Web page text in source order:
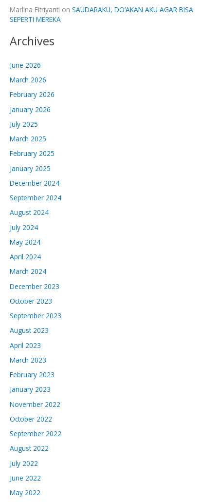
Marlina Fitriyanti on SAUDARAKU, DO’AKAN AKU AGAR BISA
SEPERTI MEREKA
Archives
June 2026
March 2026
February 2026
January 2026
July 2025
March 2025
February 2025
January 2025
December 2024
September 2024
August 2024
July 2024
May 2024
April 2024
March 2024
December 2023
October 2023
September 2023
August 2023
April 2023
March 2023
February 2023
January 2023
November 2022
October 2022
September 2022
August 2022
July 2022
June 2022
May 2022